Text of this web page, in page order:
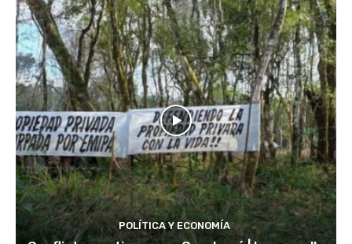
POLÍTICA Y ECONOMÍA